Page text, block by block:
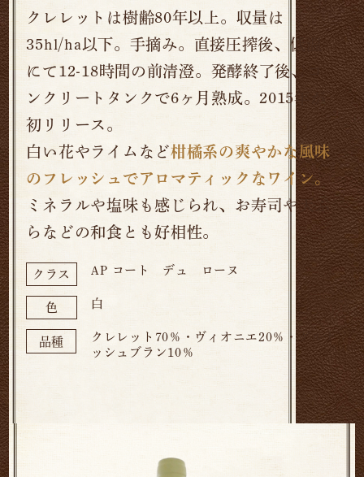
クレレットは樹齢80年以上。収量は
35hl/ha以下。手摘み。直接圧搾後、低温
にて12-18時間の前清澄。発酵終了後、コ
ンクリートタンクで6ヶ月熟成。2015年が
初リリース。
白い花やライムなど柑橘系の爽やかな風味
のフレッシュでアロマティックなワイン。
ミネラルや塩味も感じられ、お寿司や天ぷ
らなどの和食とも好相性。
クラス AP コート デュ ローヌ
色 白
品種
クレレット70％・ヴィオニエ20％・グルナ
ッシュブラン10％